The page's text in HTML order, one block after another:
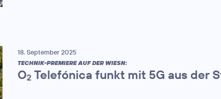
18. September 2025
TECHNIK-PREMIERE AUF DER WIESN:
O2 Telefónica funkt mit 5G aus der